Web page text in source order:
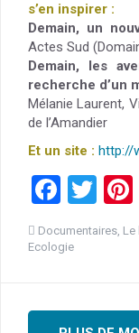
s’en inspirer :
Demain, un
Actes Sud
Demain, les
recherche d’un
Mélanie Laurent,
de l’Amandier
Et un site : http://
F
ce
o
T
wi
Documentaires, Le
Ecologie